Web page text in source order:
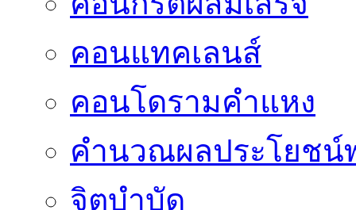
คอนแทคเลนส์
คอนโดรามคำแหง
คำนวณผลประโยชน์
จิตบำบัด